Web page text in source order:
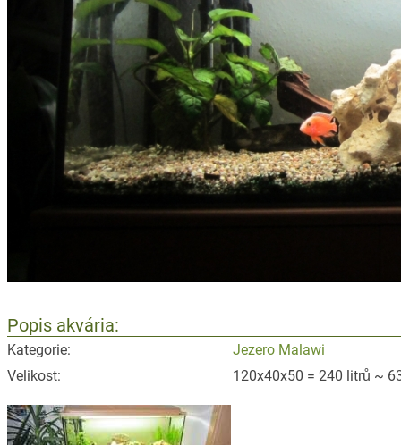
Popis akvária:
Kategorie:
Jezero Malawi
Velikost:
120x40x50 = 240 litrů ~